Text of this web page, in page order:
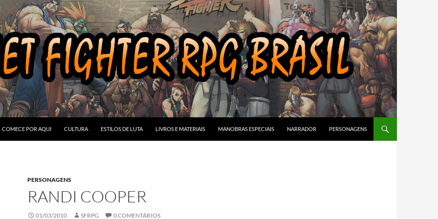
COMECE POR AQUI CULTURA ESTILOS DE LUTA LIVROS E MATERIAIS MANOBRAS ESPECIAIS NARRADOR PERSONAGENS
PERSONAGENS
RANDI COOPER
01/03/2010 SFRPG 0 COMENTÁRIOS